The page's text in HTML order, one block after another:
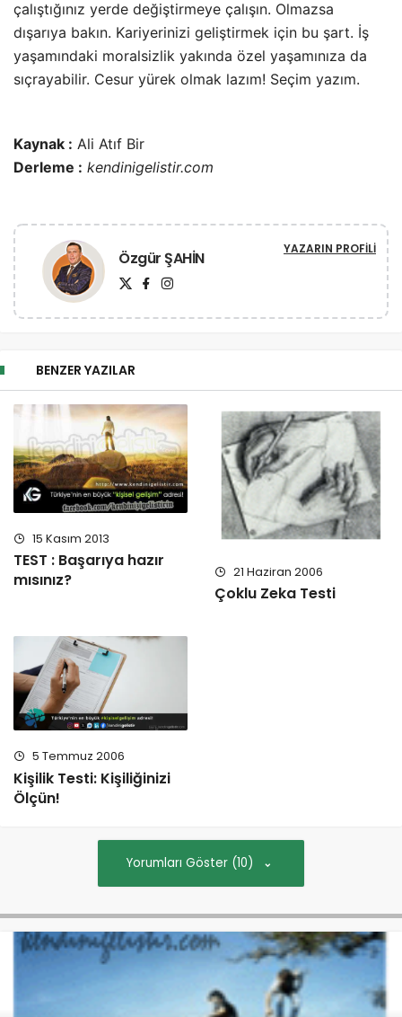
çalıştığınız yerde değiştirmeye çalışın. Olmazsa
dışarıya bakın. Kariyerinizi geliştirmek için bu şart. İş
yaşamındaki moralsizlik yakında özel yaşamınıza da
sıçrayabilir. Cesur yürek olmak lazım! Seçim yazım.
Kaynak : Ali Atıf Bir
Derleme : kendinigelistir.com
Özgür ŞAHİN YAZARIN PROFILI
BENZER YAZILAR
15 Kasım 2013
TEST : Başarıya hazır
mısınız?
21 Haziran 2006
Çoklu Zeka Testi
5 Temmuz 2006
Kişilik Testi: Kişiliğinizi
Ölçün!
Yorumları Göster (10)